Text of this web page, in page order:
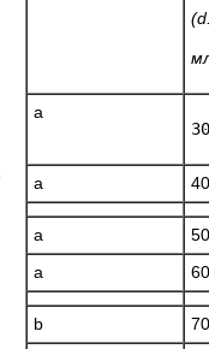
(
a
a
a
a
b